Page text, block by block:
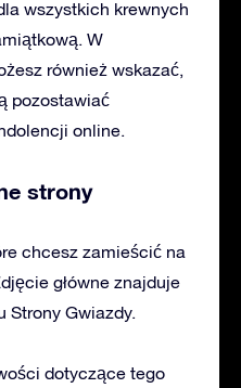
wszystkich krewnych
W
również wskazać,
pozostawiać
online.
strony
chcesz zamieścić na
główne znajduje
Strony Gwiazdy.
dotyczące tego